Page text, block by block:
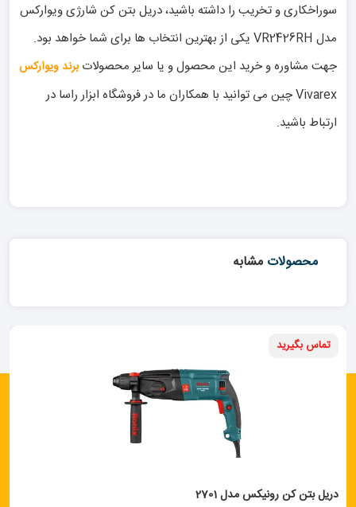
سوراخکاری و تخریب را داشته باشید، دریل بتن کن شارژی ویوارکس
مدل VR2426RH یکی از بهترین انتخاب ها برای شما خواهد بود.
جهت مشاوره و خرید این محصول و یا سایر محصولاتبرند ویوارکس
Vivarex چین می توانید با همکاران ما در فروشگاه ابزار راسا در
ارتباط باشید.
محصولات مشابه
تماس بگیرید
دریل بتن کن رونیکس مدل 2701